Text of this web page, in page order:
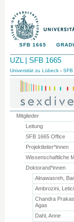
SFB 1665
UZL | SFB 1665
Universität zu Lübeck -
Mitglieder
Leitung
SFB 1665 Office
Projektleiter*innen
Wissenschaftliche
Doktorand*innen
Alnawasreh,
Ambrozini,
Chandra
Agas
Dahl, Anne